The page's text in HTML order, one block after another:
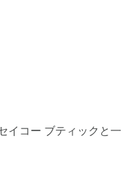
イコー ブティックと一